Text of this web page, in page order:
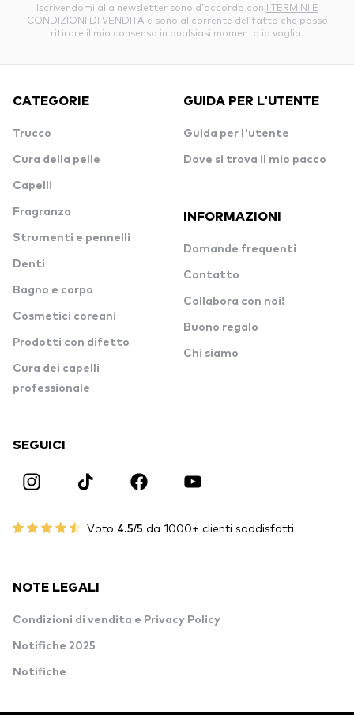
Iscrivendomi alla newsletter sono d’accordo con I TERMINI E
CONDIZIONI DI VENDITA e sono al corrente del fatto che posso
ritirare il mio consenso in qualsiasi momento io voglia.
CATEGORIE
Trucco
Cura della pelle
Capelli
Fragranza
Strumenti e pennelli
Denti
Bagno e corpo
Cosmetici coreani
Prodotti con difetto
Cura dei capelli
professionale
GUIDA PER L'UTENTE
Guida per l'utente
Dove si trova il mio pacco
INFORMAZIONI
Domande frequenti
Contatto
Collabora con noi!
Buono regalo
Chi siamo
SEGUICI
Voto 4.5/5 da 1000+ clienti soddisfatti
NOTE LEGALI
Condizioni di vendita e Privacy Policy
Notifiche 2025
Notifiche